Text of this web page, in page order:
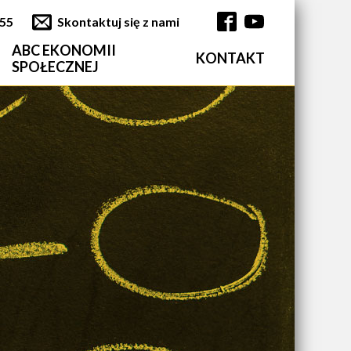
Skontaktuj się z nami
ABC EKONOMII
SPOŁECZNEJ
KONTAKT